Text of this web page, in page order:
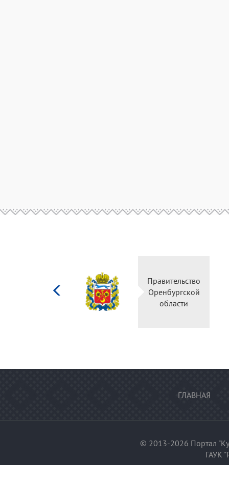
культуры
Российской
Правительство
Оренбургской
области
ГЛАВНАЯ
© 2013-2026 Портал
ГАУК